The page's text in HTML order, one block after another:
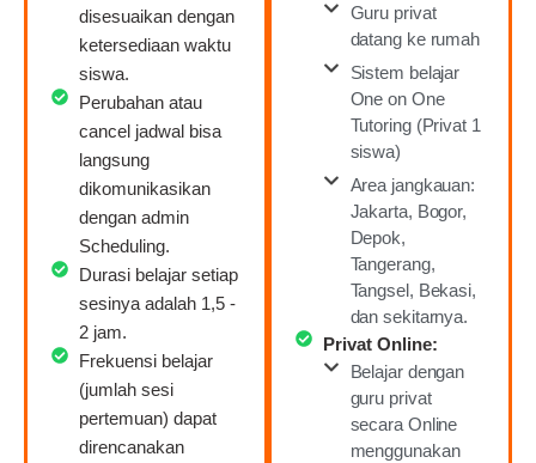
disesuaikan dengan
ketersediaan waktu
siswa.
Perubahan atau
cancel jadwal bisa
langsung
dikomunikasikan
dengan admin
Scheduling.
Durasi belajar setiap
sesinya adalah 1,5 -
2 jam.
Frekuensi belajar
(jumlah sesi
pertemuan) dapat
direncanakan
Guru privat
datang ke rumah
Sistem belajar
One on One
Tutoring (Privat 1
siswa)
Area jangkauan:
Jakarta, Bogor,
Depok,
Tangerang,
Tangsel, Bekasi,
dan sekitarnya.
Privat Online:
Belajar dengan
guru privat
secara Online
menggunakan